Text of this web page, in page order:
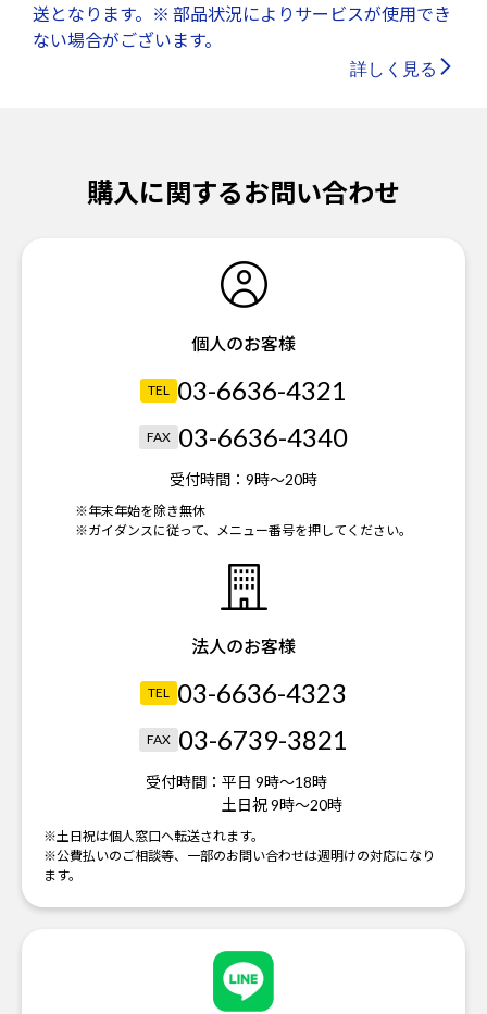
送となります。※ 部品状況によりサービスが使用でき
ない場合がございます。
詳しく見る
購入に関するお問い合わせ
個人のお客様
TEL 03-6636-4321
FAX 03-6636-4340
受付時間： 9時～20時
※年末年始を除き無休
※ガイダンスに従って、メニュー番号を押してください。
法人のお客様
TEL 03-6636-4323
FAX 03-6739-3821
受付時間： 平日 9時～18時
土日祝 9時～20時
※土日祝は個人窓口へ転送されます。
※公費払いのご相談等、一部のお問い合わせは週明けの対応になり
ます。